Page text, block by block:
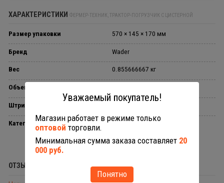
ХАРАКТЕРИСТИКИ ФЕРМЕР-ТЕХНИК, ТРАКТОР-ПОГРУЗЧИК С ЦИСТЕРНОЙ
Размер упаковки 570 × 145 × 170 мм
Бренд Wader
Вес 0.855666667 кг
Объем в упаковке
Штрихкод 4810344037763
Категории Тракторы и спецтехника
ОТЗЫВЫ (0)
Уважаемый покупатель!
Магазин работает в режиме только
оптовой торговли.
Минимальная сумма заказа составляет 20
000 руб.
Понятно